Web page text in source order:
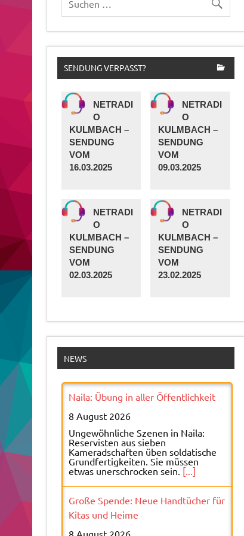
SENDUNG VERPASST?
NETRADI
O
KULMBACH –
SENDUNG
VOM
16.03.2025
NETRADI
O
KULMBACH –
SENDUNG
VOM
09.03.2025
NETRADI
O
KULMBACH –
SENDUNG
VOM
02.03.2025
NETRADI
O
KULMBACH –
SENDUNG
VOM
23.02.2025
NEWS
Naila: Übung in aller Öffentlichkeit
8 August 2026
Ungewöhnliche Szenen in Naila:
Reservisten aus sieben
Kameradschaften üben soldatische
Grundfertigkeiten. Sie müssen
etwas unerschrocken sein. [...]
Große Spende: Neue Handtücher für
Kitas und Heime
8 August 2026